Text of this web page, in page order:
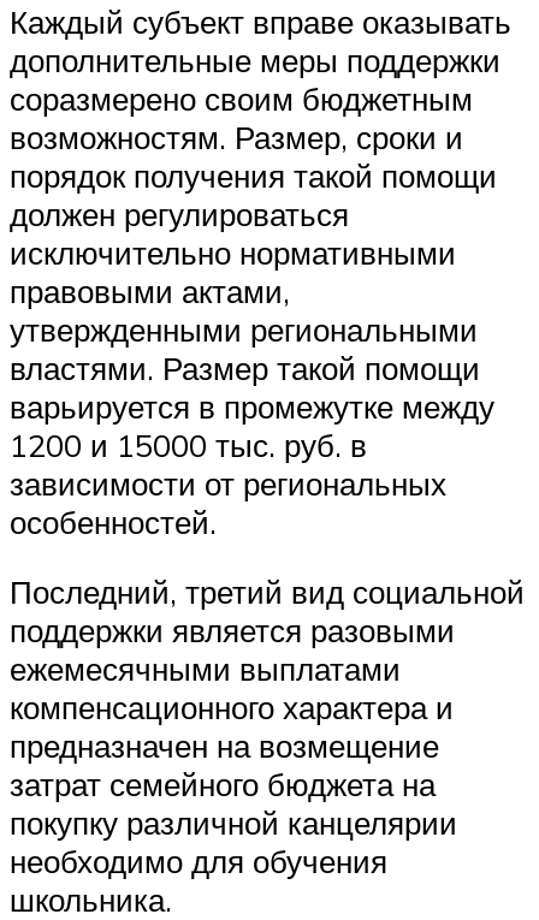
Каждый субъект вправе оказывать
дополнительные меры поддержки
соразмерено своим бюджетным
возможностям. Размер, сроки и
порядок получения такой помощи
должен регулироваться
исключительно нормативными
правовыми актами,
утвержденными региональными
властями. Размер такой помощи
варьируется в промежутке между
1200 и 15000 тыс. руб. в
зависимости от региональных
особенностей.
Последний, третий вид социальной
поддержки является разовыми
ежемесячными выплатами
компенсационного характера и
предназначен на возмещение
затрат семейного бюджета на
покупку различной канцелярии
необходимо для обучения
школьника.